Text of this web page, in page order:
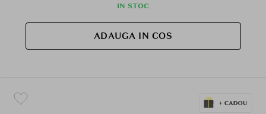
IN STOC
ADAUGA IN COS